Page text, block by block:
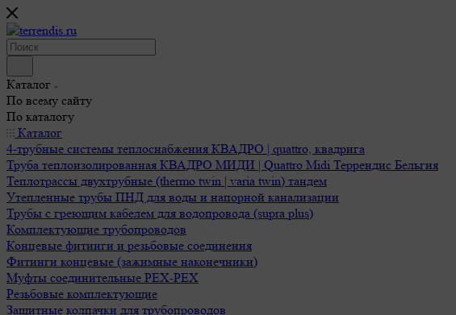
Каталог
По всему сайту
По каталогу
Каталог
4-трубные системы теплоснабжения КВАДРО | quattro, квадрига
Труба теплоизолированная КВАДРО МИДИ | Quattro Midi Террендис Бельгия
Теплотрассы двухтрубные (thermo twin | varia twin) тандем
Утепленные трубы ПНД для воды и напорной канализации
Трубы с греющим кабелем для водопровода (supra plus)
Комплектующие трубопроводов
Концевые фитинги и резьбовые соединения
Фитинги концевые (зажимные наконечники)
Муфты соединительные РЕХ-PEX
Резьбовые комплектующие
Защитные колпачки для трубопроводов